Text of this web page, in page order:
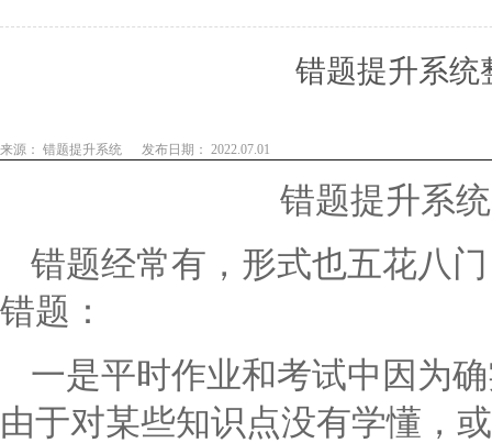
错题提升系统
来源： 错题提升系统 发布日期： 2022.07.01
错题提升系
错题经常有，形式也五花八
错题：
一是平时作业和考试中因为
由于对某些知识点没有学懂，